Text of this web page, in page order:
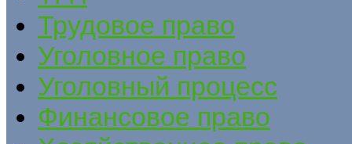
Трудовое право
Уголовное право
Уголовный процесс
Финансовое право